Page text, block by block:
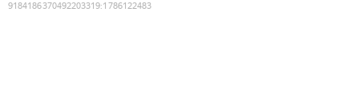
9184186370492203319:1786122483